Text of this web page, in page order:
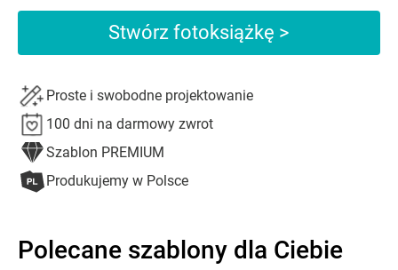
Stwórz fotoksiążkę >
Proste i swobodne projektowanie
100 dni na darmowy zwrot
Szablon PREMIUM
Produkujemy w Polsce
Polecane szablony dla Ciebie